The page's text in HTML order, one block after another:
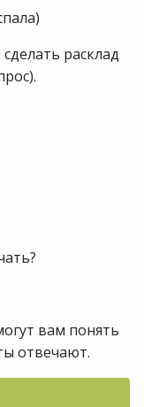
расклад
вам понять
отвечают.